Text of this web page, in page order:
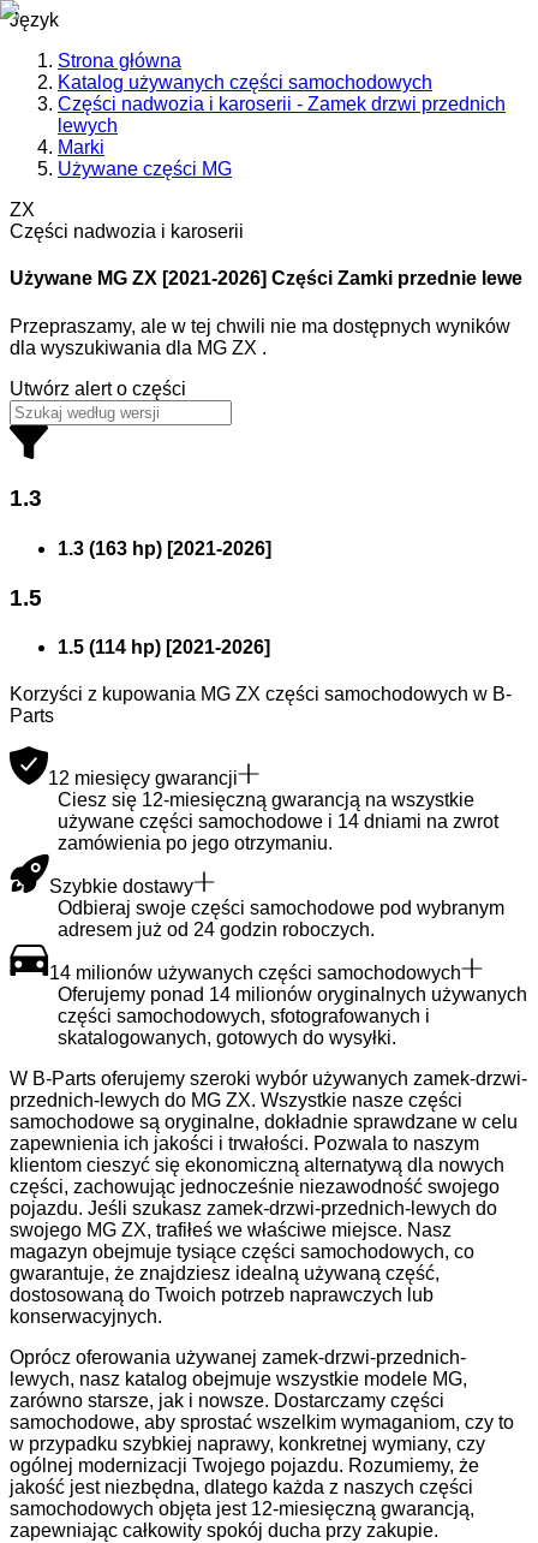
Język
Strona główna
Katalog używanych części samochodowych
Części nadwozia i karoserii - Zamek drzwi przednich
lewych
Marki
Używane części MG
ZX
Części nadwozia i karoserii
Używane MG ZX [2021-2026] Części Zamki przednie lewe
Przepraszamy, ale w tej chwili nie ma dostępnych wyników
dla wyszukiwania dla MG ZX .
Utwórz alert o części
1.3
1.3 (163 hp) [2021-2026]
1.5
1.5 (114 hp) [2021-2026]
Korzyści z kupowania MG ZX części samochodowych w B-
Parts
12 miesięcy gwarancji
Ciesz się 12-miesięczną gwarancją na wszystkie
używane części samochodowe i 14 dniami na zwrot
zamówienia po jego otrzymaniu.
Szybkie dostawy
Odbieraj swoje części samochodowe pod wybranym
adresem już od 24 godzin roboczych.
14 milionów używanych części samochodowych
Oferujemy ponad 14 milionów oryginalnych używanych
części samochodowych, sfotografowanych i
skatalogowanych, gotowych do wysyłki.
W B-Parts oferujemy szeroki wybór używanych zamek-drzwi-
przednich-lewych do MG ZX. Wszystkie nasze części
samochodowe są oryginalne, dokładnie sprawdzane w celu
zapewnienia ich jakości i trwałości. Pozwala to naszym
klientom cieszyć się ekonomiczną alternatywą dla nowych
części, zachowując jednocześnie niezawodność swojego
pojazdu. Jeśli szukasz zamek-drzwi-przednich-lewych do
swojego MG ZX, trafiłeś we właściwe miejsce. Nasz
magazyn obejmuje tysiące części samochodowych, co
gwarantuje, że znajdziesz idealną używaną część,
dostosowaną do Twoich potrzeb naprawczych lub
konserwacyjnych.
Oprócz oferowania używanej zamek-drzwi-przednich-
lewych, nasz katalog obejmuje wszystkie modele MG,
zarówno starsze, jak i nowsze. Dostarczamy części
samochodowe, aby sprostać wszelkim wymaganiom, czy to
w przypadku szybkiej naprawy, konkretnej wymiany, czy
ogólnej modernizacji Twojego pojazdu. Rozumiemy, że
jakość jest niezbędna, dlatego każda z naszych części
samochodowych objęta jest 12-miesięczną gwarancją,
zapewniając całkowity spokój ducha przy zakupie.